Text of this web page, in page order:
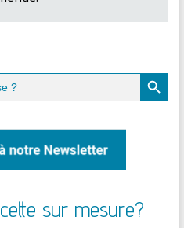
Search Button
sur mesure?